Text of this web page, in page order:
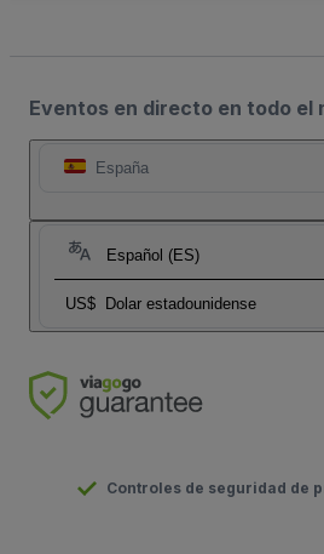
Eventos en directo en todo el
España
Español (ES)
US$ Dolar estadounidense
Controles de seguridad de